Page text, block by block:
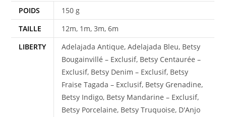
POIDS
150 g
TAILLE
12m, 1m, 3m, 6m
LIBERTY
Adelajada Antique, Adelajada Bleu, Betsy
Bougainvillé – Exclusif, Betsy Centaurée –
Exclusif, Betsy Denim – Exclusif, Betsy
Fraise Tagada – Exclusif, Betsy Grenadine,
Betsy Indigo, Betsy Mandarine – Exclusif,
Betsy Porcelaine, Betsy Truquoise, D'Anjo